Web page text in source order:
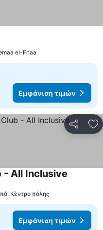
el-Fnaa
Εμφάνιση τιμών
- All Inclusive
Κέντρο πόλης
Εμφάνιση τιμών